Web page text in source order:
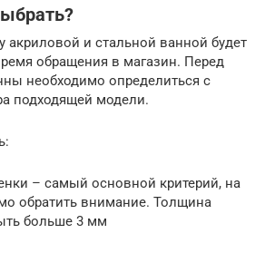
акриловой и стальной ванной будет
обращения в магазин. Перед
необходимо определиться с
подходящей модели.
– самый основной критерий, на
обратить внимание. Толщина
больше 3 мм